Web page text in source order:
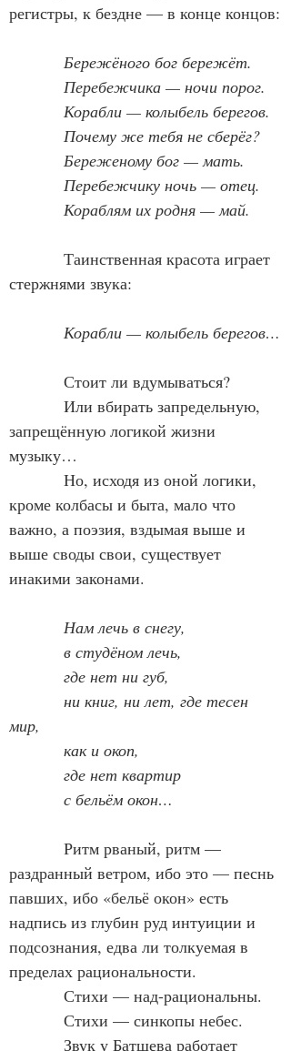
регистры, к бездне — в конце концов:
Бережёного бог бережёт.
            Перебежчика — ночи порог.
            Корабли — колыбель берегов.
            Почему же тебя не сберёг?
            Береженому бог — мать.
            Перебежчику ночь — отец.
            Кораблям их родня — май.
стержнями звука:
Корабли — колыбель берегов…
            Стоит ли вдумываться?
запрещённую логикой жизни
музыку…
кроме колбасы и быта, мало что
важно, а поэзия, вздымая выше и
выше своды свои, существует
инакими законами.
Нам лечь в снегу,
            в студёном лечь,
            где нет ни губ,
мир,
            как и окоп,
            где нет квартир
            с бельём окон…
раздранный ветром, ибо это — песнь
павших, ибо «бельё окон» есть
надпись из глубин руд интуиции и
подсознания, едва ли толкуемая в
пределах рациональности.
            Стихи — над-рациональны.
            Стихи — синкопы небес.